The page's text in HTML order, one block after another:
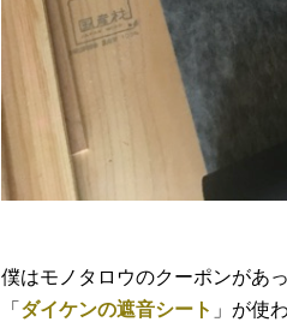
僕はモノタロウのクーポンがあ
「 ダイケンの遮音シート 」が使